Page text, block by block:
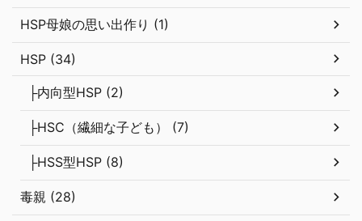
HSP母娘の思い出作り (1)
HSP (34)
├内向型HSP (2)
├HSC（繊細な子ども） (7)
├HSS型HSP (8)
毒親 (28)